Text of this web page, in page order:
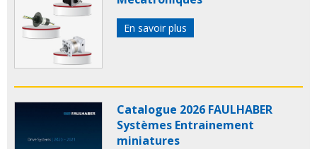
En savoir plus
Catalogue 2026 FAULHABER
Systèmes Entrainement
miniatures